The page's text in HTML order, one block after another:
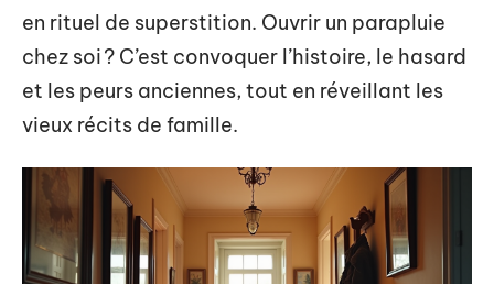
en rituel de superstition. Ouvrir un parapluie
chez soi ? C’est convoquer l’histoire, le hasard
et les peurs anciennes, tout en réveillant les
vieux récits de famille.